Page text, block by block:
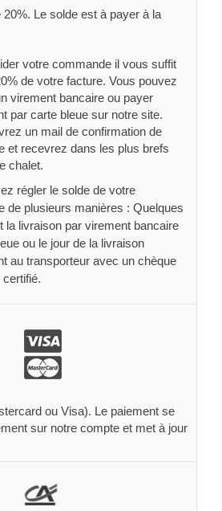
20%. Le solde est à payer à la
votre commande il vous suffit
de votre facture. Vous pouvez
virement bancaire ou payer
par carte bleue sur notre site.
un mail de confirmation de
et recevrez dans les plus brefs
chalet.
régler le solde de votre
de plusieurs manières : Quelques
la livraison par virement bancaire
ou le jour de la livraison
au transporteur avec un chèque
certifié.
ou Visa). Le paiement se
sur notre compte et met à jour